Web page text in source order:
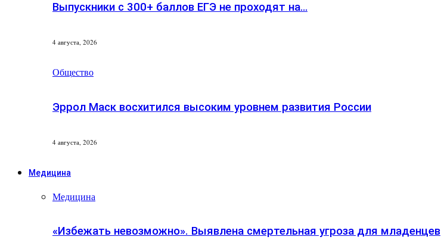
Выпускники с 300+ баллов ЕГЭ не проходят на…
4 августа, 2026
Общество
Эррол Маск восхитился высоким уровнем развития России
4 августа, 2026
Медицина
Медицина
«Избежать невозможно». Выявлена смертельная угроза для младенцев